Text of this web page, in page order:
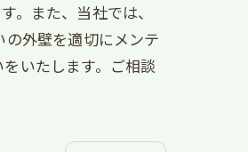
。また、当社では、
外壁を適切にメンテ
いたします。ご相談